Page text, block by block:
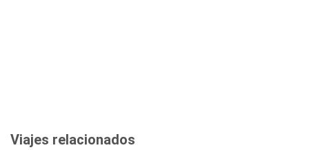
Viajes relacionados